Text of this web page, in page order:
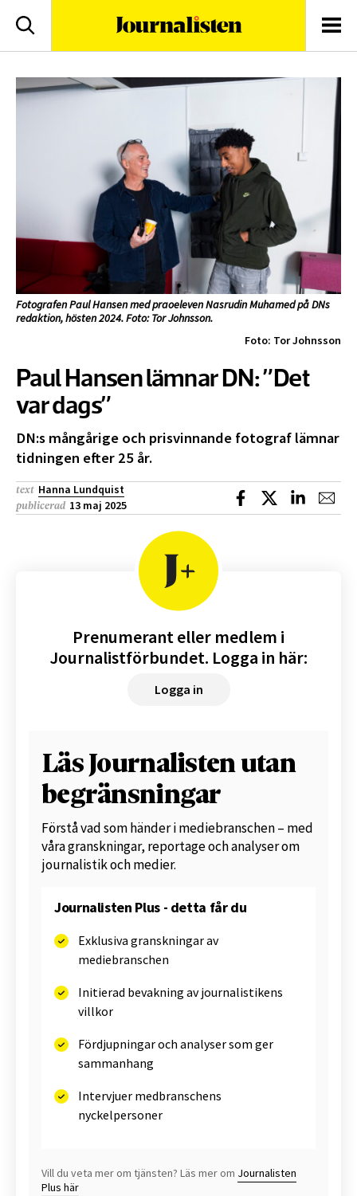
Sök
Fotografen Paul Hansen med praoeleven Nasrudin Muhamed på DNs
redaktion, hösten 2024. Foto: Tor Johnsson.
Foto: Tor Johnsson
Paul Hansen lämnar DN: ”Det
var dags”
DN:s mångårige och prisvinnande fotograf lämnar
tidningen efter 25 år.
text Hanna Lundquist
publicerad 13 maj 2025
Dela på Facebook
Dela på XDela på
Prenumerant eller medlem i
Journalistförbundet. Logga in här:
Logga in
Läs Journalisten utan
begränsningar
Förstå vad som händer i mediebranschen – med
våra granskningar, reportage och analyser om
journalistik och medier.
Journalisten Plus - detta får du
Exklusiva granskningar av
mediebranschen
Initierad bevakning av journalistikens
villkor
Fördjupningar och analyser som ger
sammanhang
Intervjuer medbranschens
nyckelpersoner
Vill du veta mer om tjänsten? Läs mer om Journalisten
Plus här